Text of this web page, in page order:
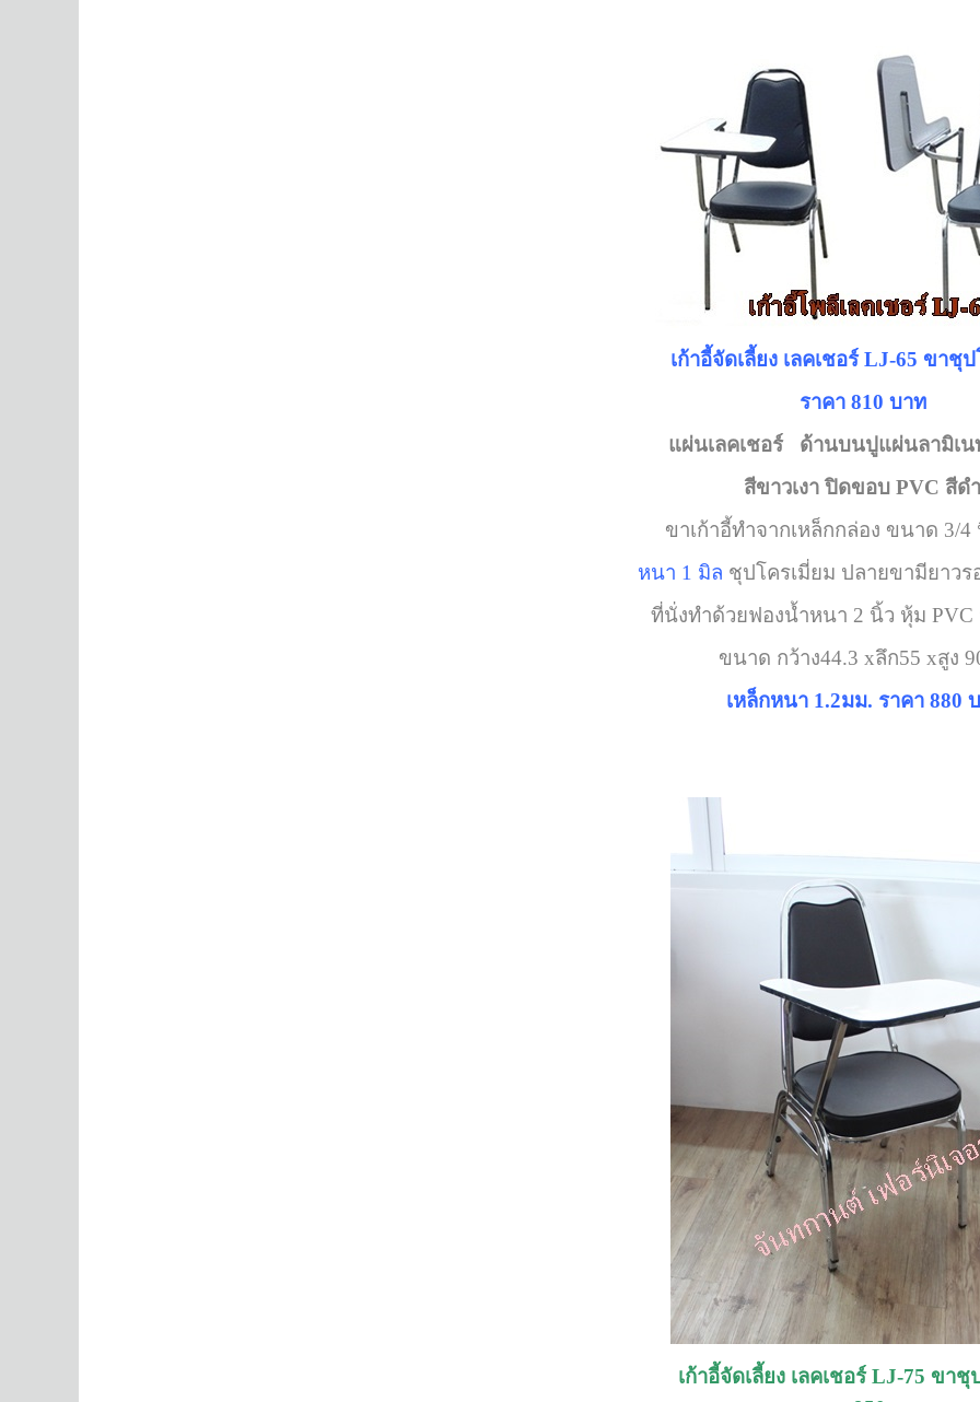
เก้าอี้จัดเลี้ยง เลคเชอร์ LJ-65 ขาชุ
ราคา 810 บาท
แผ่นเลคเชอร์ ด้านบนปูแผ่นลามิเน
สีขาวเงา ปิดขอบ PVC สีด
ขาเก้าอี้ทำจากเหล็กกล่อง ขนาด 3/4
หนา 1 มิล ชุปโครเมี่ยม ปลายขามียาว
ที่นั่งทำด้วยฟองน้ำหนา 2 นิ้ว หุ้ม PVC
ขนาด กว้าง44.3 xลึก55 xสูง
เหล็กหนา 1.2มม. ราคา 880
เก้าอี้จัดเลี้ยง เลคเชอร์ LJ-75 ขาชุ